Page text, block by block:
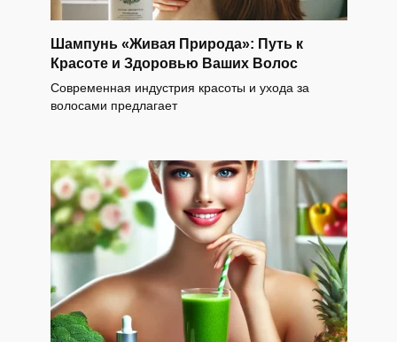
Шампунь «Живая Природа»: Путь к
Красоте и Здоровью Ваших Волос
Современная индустрия красоты и ухода за
волосами предлагает